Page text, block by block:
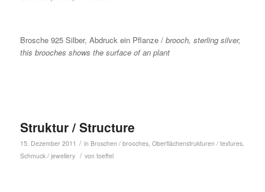
Brosche 925 Silber, Abdruck ein Pflanze / brooch, sterling silver,
this brooches shows the surface of an plant
Struktur / Structure
15. Dezember 2011 / in Broschen / brooches, Oberflächenstrukturen / textures,
Schmuck / jewellery / von toeffel